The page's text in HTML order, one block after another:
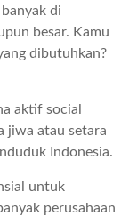
di
besar. Kamu
dibutuhkan?
aktif social
jiwa atau setara
Indonesia.
untuk
perusahaan